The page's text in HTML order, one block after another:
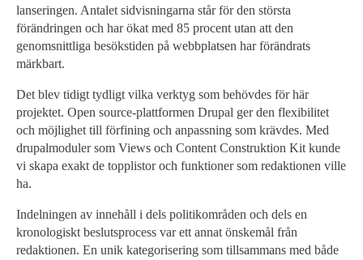
lanseringen. Antalet sidvisningarna står för den största
förändringen och har ökat med 85 procent utan att den
genomsnittliga besökstiden på webbplatsen har förändrats
märkbart.
Det blev tidigt tydligt vilka verktyg som behövdes för här
projektet. Open source-plattformen Drupal ger den flexibilitet
och möjlighet till förfining och anpassning som krävdes. Med
drupalmoduler som Views och Content Construktion Kit kunde
vi skapa exakt de topplistor och funktioner som redaktionen ville
ha.
Indelningen av innehåll i dels politikområden och dels en
kronologiskt beslutsprocess var ett annat önskemål från
redaktionen. En unik kategorisering som tillsammans med både